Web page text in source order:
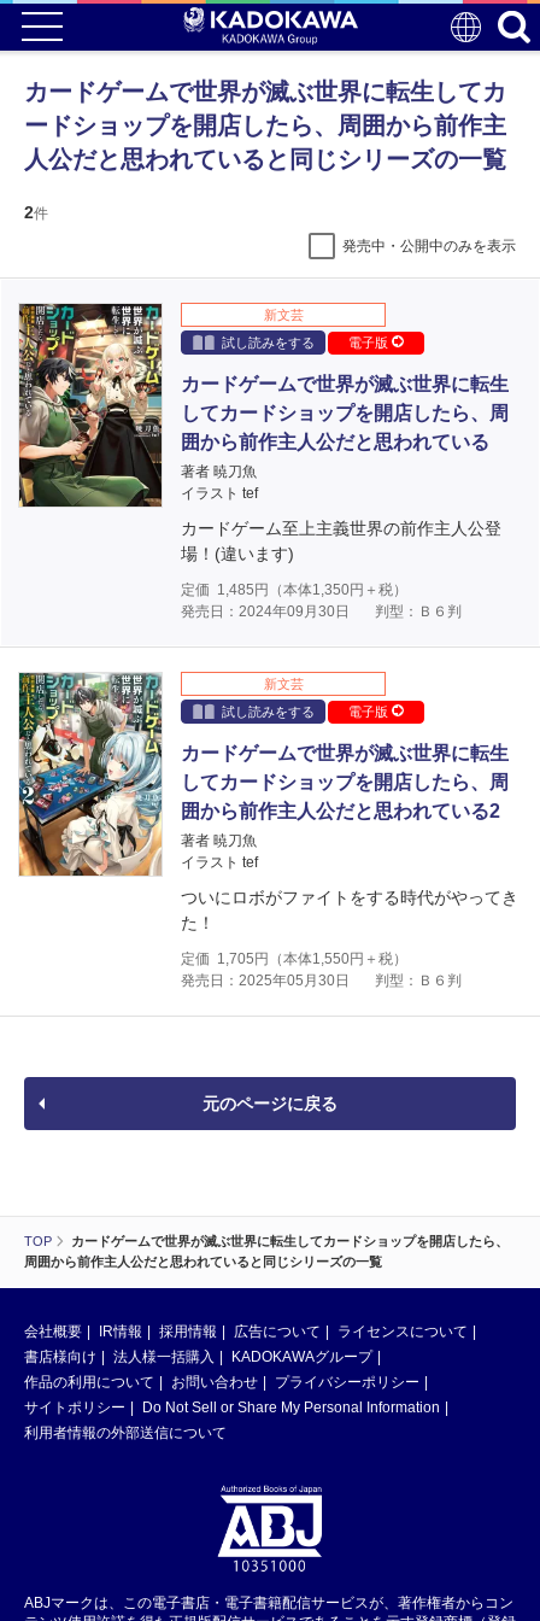
TOP
カードゲームで世界が滅ぶ世界に転生してカードショップを開店したら、
周囲から前作主人公だと思われていると同じシリーズの一覧
カードゲームで世界が滅ぶ世界に転生してカ
ードショップを開店したら、周囲から前作主
人公だと思われていると同じシリーズの一覧
2件
発売中・公開中のみを表示
新文芸
試し読みをする
電子版
カードゲームで世界が滅ぶ世界に転生
してカードショップを開店したら、周
囲から前作主人公だと思われている
著者 暁刀魚
イラスト tef
カードゲーム至上主義世界の前作主人公登
場！(違います)
定価 1,485 円（本体1,350円＋税）
発売日：2024年09月30日
判型：Ｂ６判
新文芸
試し読みをする
電子版
カードゲームで世界が滅ぶ世界に転生
してカードショップを開店したら、周
囲から前作主人公だと思われている2
著者 暁刀魚
イラスト tef
ついにロボがファイトをする時代がやってき
た！
定価 1,705 円（本体1,550円＋税）
発売日：2025年05月30日
判型：Ｂ６判
元のページに戻る
会社概要 IR情報 採用情報 広告について
ライセンスについて
書店様向け
法人様一括購入
KADOKAWAグループ
作品の利用について
お問い合わせ
プライバシーポリシー
サイトポリシー
Do Not Sell or Share My Personal Information
利用者情報の外部送信について
ABJマークは、この電子書店・電子書籍配信サービスが、著作権者からコン